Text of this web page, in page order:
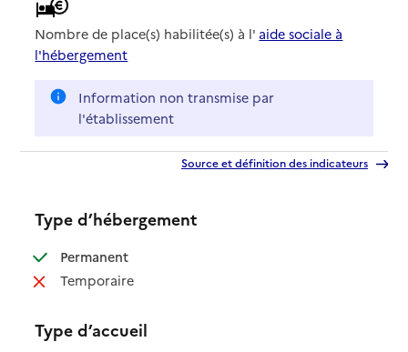
Nombre de place(s) habilitée(s) à l' aide sociale à
l'hébergement
Information non transmise par
l'établissement
Source et définition des indicateurs
Type d’hébergement
Permanent: disponible
Temporaire: non disponible
Type d’accueil